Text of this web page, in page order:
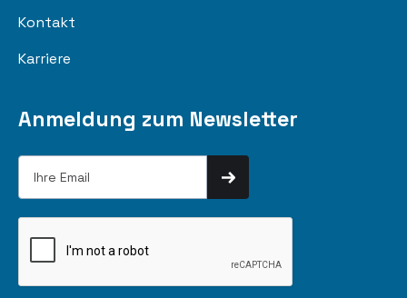
Kontakt
Karriere
Anmeldung zum Newsletter